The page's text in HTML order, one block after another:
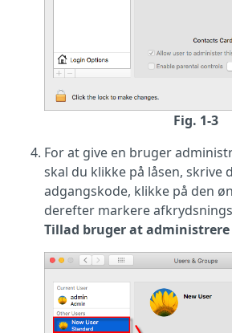
Fig. 1-3
For at give en bruger
skal du klikke på låsen, skrive
adgangskode, klikke på den
derefter markere
Tillad bruger at